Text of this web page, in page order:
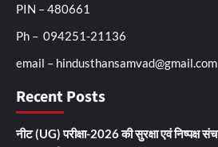
PIN – 480661
Ph – 094251-21136
email – hindusthansamvad@gmail.com
Recent Posts
नीट (UG) परीक्षा-2026 की सुरक्षा एवं निष्पक्ष